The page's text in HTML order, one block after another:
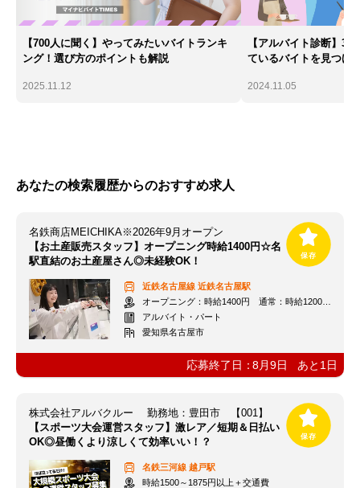
【700人に聞く】やってみたいバイトランキ
ング！選び方のポイントも解説
2025.11.12
【アルバイト診断】
ているバイトを見つけ
2024.11.05
あなたの検索履歴からのおすすめ求人
名鉄商店MEICHIKA※2026年9月オープン
【お土産販売スタッフ】オープニング時給1400円☆名
駅直結のお土産屋さん◎未経験OK！
近鉄名古屋線 近鉄名古屋駅
オープニング：時給1400円 通常：時給1200円～＋交通費全額支給
アルバイト・パート
愛知県名古屋市
応募終了日：8月9日 あと 1 日
株式会社アルバクルー 勤務地：豊田市 【001】
【スポーツ大会運営スタッフ】激レア／短期＆日払い
OK◎昼働くより涼しくて効率いい！？
名鉄三河線 越戸駅
時給1500～1875円以上＋交通費